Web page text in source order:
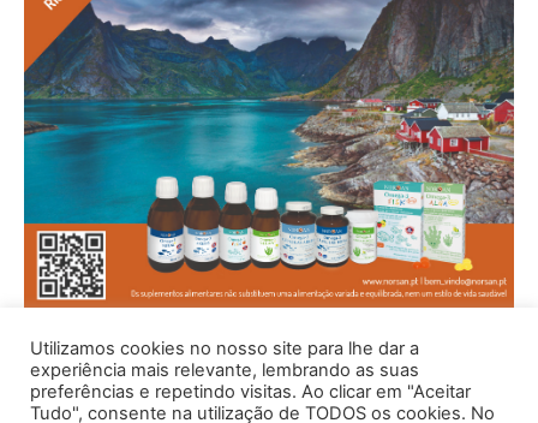
Utilizamos cookies no nosso site para lhe dar a
experiência mais relevante, lembrando as suas
preferências e repetindo visitas. Ao clicar em "Aceitar
Tudo", consente na utilização de TODOS os cookies. No